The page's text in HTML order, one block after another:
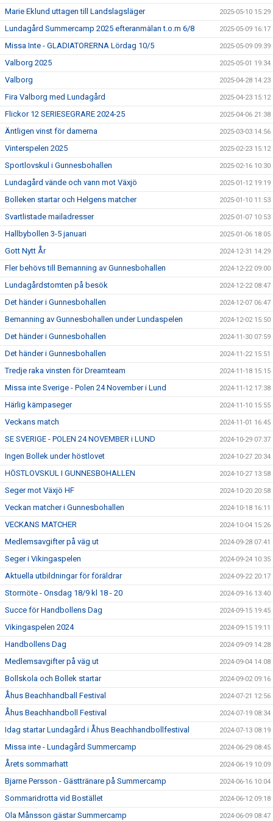
Marie Eklund uttagen till Landslagsläger 2025-05-10 15:29
Lundagård Summercamp 2025 efteranmälan t.o.m 6/8 2025-05-09 16:17
Missa Inte - GLADIATORERNA Lördag 10/5 2025-05-09 09:39
Valborg 2025 2025-05-01 19:34
Valborg 2025-04-28 14:23
Fira Valborg med Lundagård 2025-04-23 15:12
Flickor 12 SERIESEGRARE 2024-25 2025-04-06 21:38
Äntligen vinst för damerna 2025-03-03 14:56
Vinterspelen 2025 2025-02-23 15:12
Sportlovskul i Gunnesbohallen 2025-02-16 10:30
Lundagård vände och vann mot Växjö 2025-01-12 19:19
Bolleken startar och Helgens matcher 2025-01-10 11:53
Svartlistade mailadresser 2025-01-07 10:53
Hallbybollen 3-5 januari 2025-01-06 18:05
Gott Nytt År 2024-12-31 14:29
Fler behövs till Bemanning av Gunnesbohallen 2024-12-22 09:00
Lundagårdstomten på besök 2024-12-22 08:47
Det händer i Gunnesbohallen 2024-12-07 06:47
Bemanning av Gunnesbohallen under Lundaspelen 2024-12-02 15:50
Det händer i Gunnesbohallen 2024-11-30 07:59
Det händer i Gunnesbohallen 2024-11-22 15:51
Tredje raka vinsten för Dreamteam 2024-11-18 15:15
Missa inte Sverige - Polen 24 November i Lund 2024-11-12 17:38
Härlig kämpaseger 2024-11-10 15:55
Veckans match 2024-11-01 16:45
SE SVERIGE - POLEN 24 NOVEMBER i LUND 2024-10-29 07:37
Ingen Bollek under höstlovet 2024-10-27 20:34
HÖSTLOVSKUL I GUNNESBOHALLEN 2024-10-27 13:58
Seger mot Växjö HF 2024-10-20 20:58
Veckan matcher i Gunnesbohallen 2024-10-18 16:11
VECKANS MATCHER 2024-10-04 15:26
Medlemsavgifter på väg ut 2024-09-28 07:41
Seger i Vikingaspelen 2024-09-24 10:35
Aktuella utbildningar för föräldrar 2024-09-22 20:17
Stormöte - Onsdag 18/9 kl 18 - 20 2024-09-16 13:40
Succe för Handbollens Dag 2024-09-15 19:45
Vikingaspelen 2024 2024-09-15 19:11
Handbollens Dag 2024-09-09 14:28
Medlemsavgifter på väg ut 2024-09-04 14:08
Bollskola och Bollek startar 2024-09-02 09:16
Åhus Beachhandball Festival 2024-07-21 12:56
Åhus Beachhandboll Festival 2024-07-19 08:34
Idag startar Lundagård i Åhus Beachhandbollfestival 2024-07-13 08:19
Missa inte - Lundagård Summercamp 2024-06-29 08:45
Årets sommarhatt 2024-06-19 10:09
Bjarne Persson - Gästtränare på Summercamp 2024-06-16 10:04
Sommaridrotta vid Bostället 2024-06-12 09:18
Ola Månsson gästar Summercamp 2024-06-09 08:47